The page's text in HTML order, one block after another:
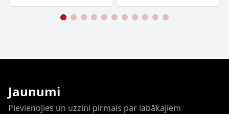
Jaunumi
Pievienojies un uzzini pirmais par labākajiem